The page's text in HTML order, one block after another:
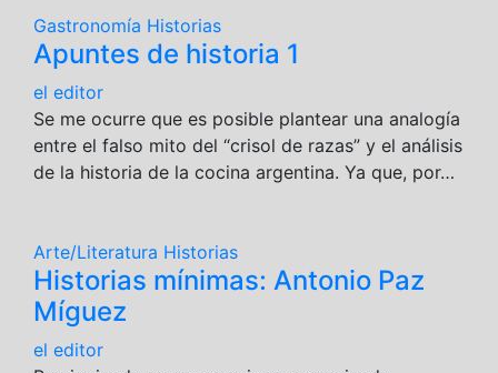
Gastronomía Historias
Apuntes de historia 1
el editor
Se me ocurre que es posible plantear una analogía
entre el falso mito del “crisol de razas” y el análisis
de la historia de la cocina argentina. Ya que, por…
Arte/Literatura Historias
Historias mínimas: Antonio Paz
Míguez
el editor